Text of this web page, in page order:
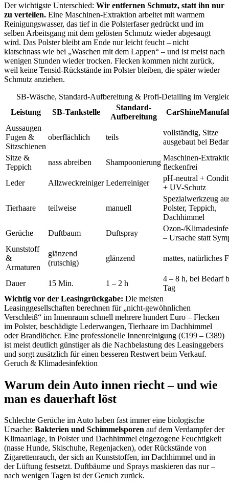
Der wichtigste Unterschied: Wir entfernen Schmutz, statt ihn nur
zu verteilen. Eine Maschinen-Extraktion arbeitet mit warmem
Reinigungswasser, das tief in die Polsterfaser gedrückt und im
selben Arbeitsgang mit dem gelösten Schmutz wieder abgesaugt
wird. Das Polster bleibt am Ende nur leicht feucht – nicht
klatschnass wie bei „Waschen mit dem Lappen“ – und ist meist nach
wenigen Stunden wieder trocken. Flecken kommen nicht zurück,
weil keine Tensid-Rückstände im Polster bleiben, die später wieder
Schmutz anziehen.
SB-Wäsche, Standard-Aufbereitung & Profi-Detailing im
Leistung
SB-Tankstelle
Standard-
Aufbereitung
Aussaugen
Fugen &
Sitzschienen
oberflächlich teils
vollständig, Sitze
ausgebaut bei
Sitze &
Teppich
nass abreiben Shampoonierung
Maschinen-
fleckenfrei
Leder
Allzweckreiniger Lederreiniger
pH-neutral +
+ UV-Schutz
Tierhaare teilweise manuell
Spezialwerkzeug
Polster, Teppich,
Dachhimmel
Gerüche
Duftbaum Duftspray
Ozon-/
– Ursache statt
Kunststoff
&
Armaturen
glänzend
(rutschig)
glänzend mattes, natürliches
Dauer 15 Min. 1 – 2 h
4 – 8 h, bei Bedarf
Tag
Wichtig vor der Leasingrückgabe: Die meisten
Leasinggesellschaften berechnen für „nicht-gewöhnlichen
Verschleiß“ im Innenraum schnell mehrere hundert Euro – Flecken
im Polster, beschädigte Lederwangen, Tierhaare im Dachhimmel
oder Brandlöcher. Eine professionelle Innenreinigung (€199 – €389)
ist meist deutlich günstiger als die Nachbelastung des Leasinggebers
und sorgt zusätzlich für einen besseren Restwert beim Verkauf.
Geruch & Klimadesinfektion
Warum dein Auto innen riecht – und wie
man es dauerhaft löst
Schlechte Gerüche im Auto haben fast immer eine biologische
Ursache: Bakterien und Schimmelsporen auf dem Verdampfer der
Klimaanlage, in Polster und Dachhimmel eingezogene Feuchtigkeit
(nasse Hunde, Skischuhe, Regenjacken), oder Rückstände von
Zigarettenrauch, der sich an Kunststoffen, im Dachhimmel und in
der Lüftung festsetzt. Duftbäume und Sprays maskieren das nur –
nach wenigen Tagen ist der Geruch zurück.